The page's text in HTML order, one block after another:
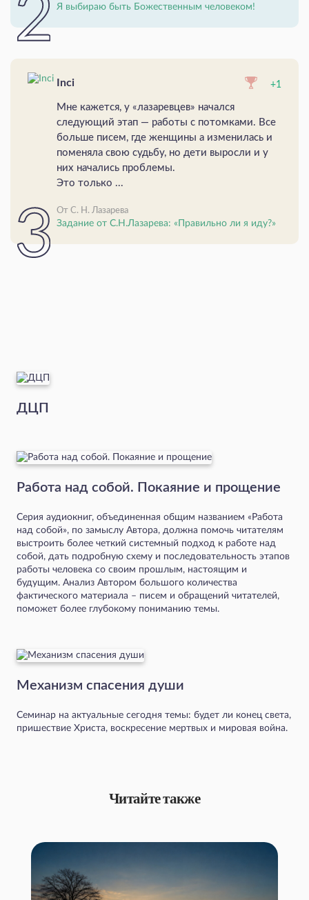
Я выбираю быть Божественным человеком!
Inci +1
Мне кажется, у «лазаревцев» начался
следующий этап — работы с потомками. Все
больше писем, где женщины а изменилась и
поменяла свою судьбу, но дети выросли и у
них начались проблемы.
Это только ...
От С. Н. Лазарева
Задание от С.Н.Лазарева: «Правильно ли я иду?»
ДЦП
Работа над собой. Покаяние и прощение
Серия аудиокниг, объединенная общим названием «Работа
над собой», по замыслу Автора, должна помочь читателям
выстроить более четкий системный подход к работе над
собой, дать подробную схему и последовательность этапов
работы человека со своим прошлым, настоящим и
будущим. Анализ Автором большого количества
фактического материала – писем и обращений читателей,
поможет более глубокому пониманию темы.
Механизм спасения души
Семинар на актуальные сегодня темы: будет ли конец света,
пришествие Христа, воскресение мертвых и мировая война.
Читайте также